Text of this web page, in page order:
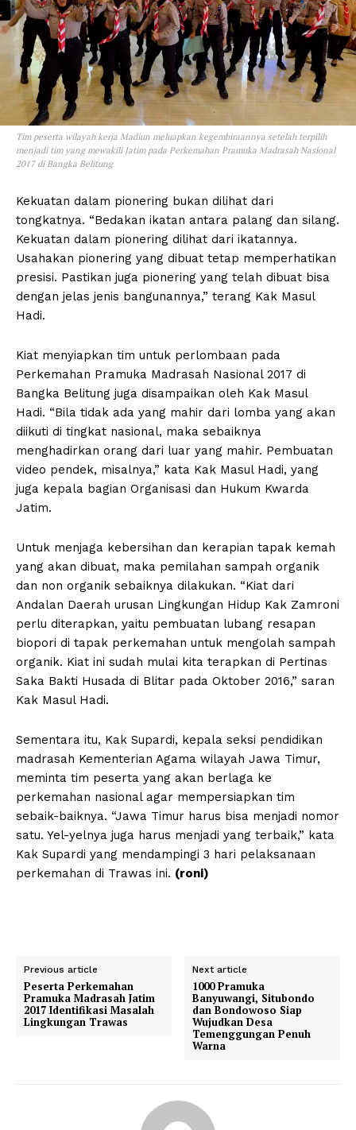
Tim peserta wilayah kerja Madiun meluapkan kegembiraannya setelah terpilih
menjadi tim yang mewakili Jatim pada Perkemahan Pramuka Madrasah Nasional
2017 di Bangka Belitung
Kekuatan dalam pionering bukan dilihat dari
tongkatnya. “Bedakan ikatan antara palang dan silang.
Kekuatan dalam pionering dilihat dari ikatannya.
Usahakan pionering yang dibuat tetap memperhatikan
presisi. Pastikan juga pionering yang telah dibuat bisa
dengan jelas jenis bangunannya,” terang Kak Masul
Hadi.
Kiat menyiapkan tim untuk perlombaan pada
Perkemahan Pramuka Madrasah Nasional 2017 di
Bangka Belitung juga disampaikan oleh Kak Masul
Hadi. “Bila tidak ada yang mahir dari lomba yang akan
diikuti di tingkat nasional, maka sebaiknya
menghadirkan orang dari luar yang mahir. Pembuatan
video pendek, misalnya,” kata Kak Masul Hadi, yang
juga kepala bagian Organisasi dan Hukum Kwarda
Jatim.
Untuk menjaga kebersihan dan kerapian tapak kemah
yang akan dibuat, maka pemilahan sampah organik
dan non organik sebaiknya dilakukan. “Kiat dari
Andalan Daerah urusan Lingkungan Hidup Kak Zamroni
perlu diterapkan, yaitu pembuatan lubang resapan
biopori di tapak perkemahan untuk mengolah sampah
organik. Kiat ini sudah mulai kita terapkan di Pertinas
Saka Bakti Husada di Blitar pada Oktober 2016,” saran
Kak Masul Hadi.
Sementara itu, Kak Supardi, kepala seksi pendidikan
madrasah Kementerian Agama wilayah Jawa Timur,
meminta tim peserta yang akan berlaga ke
perkemahan nasional agar mempersiapkan tim
sebaik-baiknya. “Jawa Timur harus bisa menjadi nomor
satu. Yel-yelnya juga harus menjadi yang terbaik,” kata
Kak Supardi yang mendampingi 3 hari pelaksanaan
perkemahan di Trawas ini. (roni)
Previous article
Peserta Perkemahan
Pramuka Madrasah Jatim
2017 Identifikasi Masalah
Lingkungan Trawas
Next article
1000 Pramuka
Banyuwangi, Situbondo
dan Bondowoso Siap
Wujudkan Desa
Temenggungan Penuh
Warna